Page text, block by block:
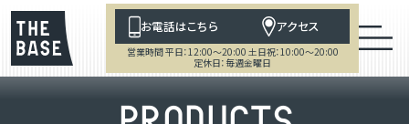
お電話はこちら アクセス
営業時間 平日：12:00～20:00 土日祝：10:00～20:00
定休日：毎週金曜日